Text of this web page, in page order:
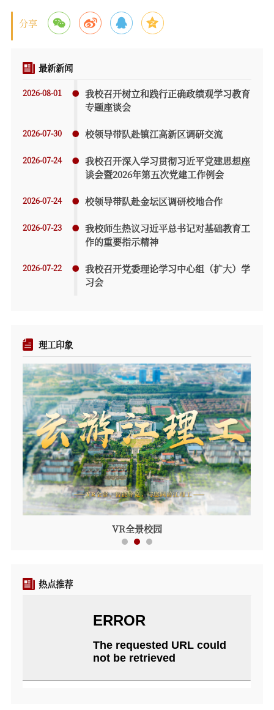
分享
最新新闻
2026-08-01
我校召开树立和践行正确政绩观学习教育
专题座谈会
2026-07-30 校领导带队赴镇江高新区调研交流
2026-07-24
我校召开深入学习贯彻习近平党建思想座
谈会暨2026年第五次党建工作例会
2026-07-24 校领导带队赴金坛区调研校地合作
2026-07-23
我校师生热议习近平总书记对基础教育工
作的重要指示精神
2026-07-22
我校召开党委理论学习中心组（扩大）学
习会
理工印象
VR全景校园
热点推荐